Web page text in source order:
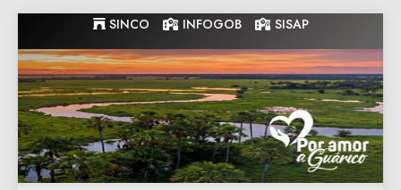
to
content
SINCO INFOGOB SISAP
Gobernacion
de Guarico
Gobernacion de Guarico